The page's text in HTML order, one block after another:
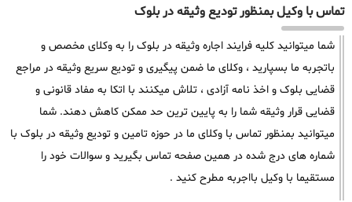
تماس با وکیل بمنظور تودیع وثیقه در بلوک
شما میتوانید کلیه فرایند اجاره وثیقه در بلوک را به وکلای مخصص و
باتجربه ما بسپارید ، وکلای ما ضمن پیگیری و تودیع سریع وثیقه در مراجع
قضایی بلوک و اخذ نامه آزادی ، تلاش میکنند با اتکا به مفاد قانونی و
قضایی قرار وثیقه شما را به پایین ترین حد ممکن کاهش دهند. شما
میتوانید بمنظور تماس با وکلای ما در حوزه تامین و تودیع وثیقه در بلوک با
شماره های درج شده در همین صفحه تماس بگیرید و سوالات خود را
مستقیما با وکیل بااجربه مطرح کنید .